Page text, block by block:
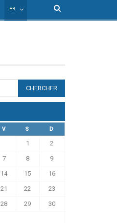
V S D
1 2
7 8 9
14 15 16
21 22 23
28 29 30